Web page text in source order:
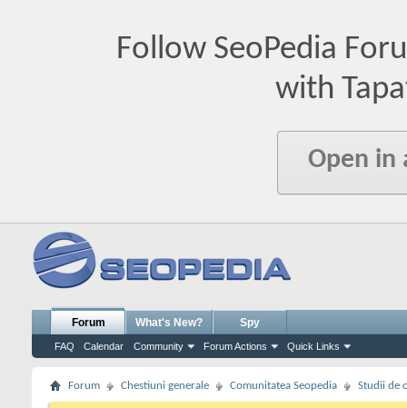
Follow SeoPedia
with
Open in
Forum
FAQ Calendar Community Forum Actions Quick Links
What's New? Spy
Forum Chestiuni generale Comunitatea Seopedia Studii de